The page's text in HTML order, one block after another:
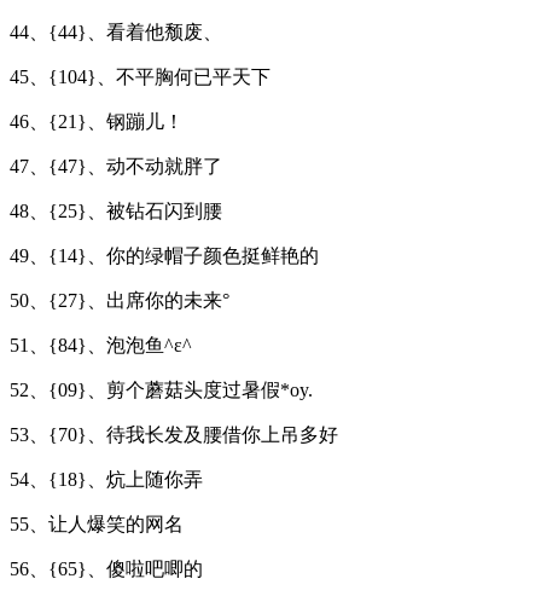
44、{44}、看着他颓废、
45、{104}、不平胸何已平天下
46、{21}、钢蹦儿！
47、{47}、动不动就胖了
48、{25}、被钻石闪到腰
49、{14}、你的绿帽子颜色挺鲜艳的
50、{27}、出席你的未来°
51、{84}、泡泡鱼^ε^
52、{09}、剪个蘑菇头度过暑假*oy.
53、{70}、待我长发及腰借你上吊多好
54、{18}、炕上随你弄
55、让人爆笑的网名
56、{65}、傻啦吧唧的